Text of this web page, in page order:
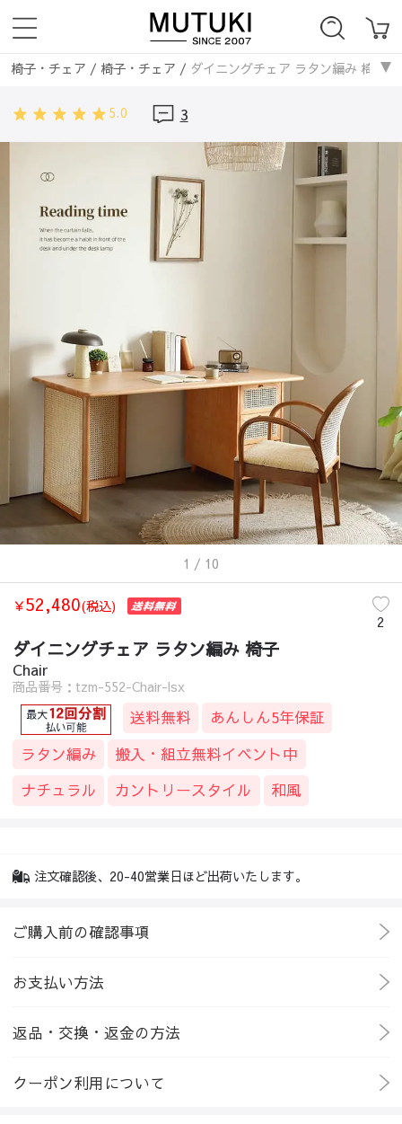
椅子・チェア / 椅子・チェア / ダイニングチェア ラタン編み 椅子
5.0
3
1 / 10
￥52,480(税込)
2
ダイニングチェア ラタン編み 椅子
Chair
商品番号：tzm-552-Chair-lsx
送料無料
あんしん5年保証
ラタン編み
搬入・組立無料イベント中
ナチュラル
カントリースタイル 和風
注文確認後、20-40営業日ほど出荷いたします。
ご購入前の確認事項
お支払い方法
返品・交換・返金の方法
クーポン利用について